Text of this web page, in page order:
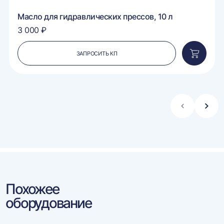
Масло для гидравлических прессов, 10 л
3 000 ₽
ЗАПРОСИТЬ КП
в
Стрелка
Похожее
оборудование